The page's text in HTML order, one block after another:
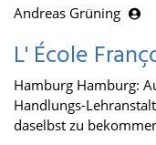
Andreas Grüning
L' École
Hamburg Hamburg:
Handlungs-
daselbst zu